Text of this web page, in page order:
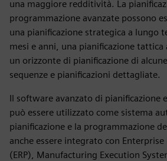
una maggiore redditività. La
programmazione avanzate possono
una pianificazione strategica a lungo
mesi e anni, una pianificazione
un orizzonte di pianificazione di
sequenze e pianificazioni dettagliate.
Il software avanzato di pianificazione
può essere utilizzato come sistema
pianificazione e la programmazione
anche essere integrato con Enterprise
(ERP), Manufacturing Execution